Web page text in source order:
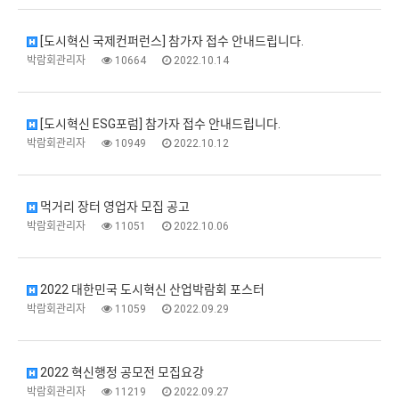
[도시혁신 국제컨퍼런스] 참가자 접수 안내드립니다.
박람회관리자 10664 2022.10.14
[도시혁신 ESG포럼] 참가자 접수 안내드립니다.
박람회관리자 10949 2022.10.12
먹거리 장터 영업자 모집 공고
박람회관리자 11051 2022.10.06
2022 대한민국 도시혁신 산업박람회 포스터
박람회관리자 11059 2022.09.29
2022 혁신행정 공모전 모집요강
박람회관리자 11219 2022.09.27